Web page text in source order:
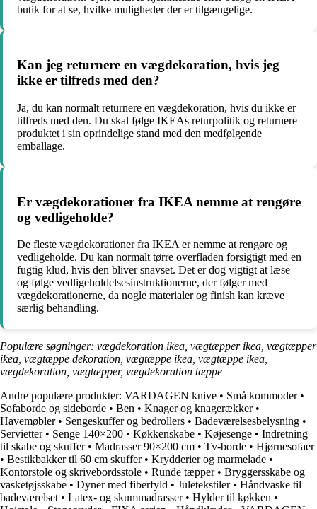
butik for at se, hvilke muligheder der er tilgængelige.
Kan jeg returnere en vægdekoration, hvis jeg
ikke er tilfreds med den?
Ja, du kan normalt returnere en vægdekoration, hvis du ikke er
tilfreds med den. Du skal følge IKEAs returpolitik og returnere
produktet i sin oprindelige stand med den medfølgende
emballage.
Er vægdekorationer fra IKEA nemme at rengøre
og vedligeholde?
De fleste vægdekorationer fra IKEA er nemme at rengøre og
vedligeholde. Du kan normalt tørre overfladen forsigtigt med en
fugtig klud, hvis den bliver snavset. Det er dog vigtigt at læse
og følge vedligeholdelsesinstruktionerne, der følger med
vægdekorationerne, da nogle materialer og finish kan kræve
særlig behandling.
Populære søgninger: vægdekoration ikea, vægtæpper ikea, vægtæpper
ikea, vægtæppe dekoration, vægtæppe ikea, vægtæppe ikea,
vægdekoration, vægtæpper, vægdekoration tæppe
Andre populære produkter: VARDAGEN knive • Små kommoder•
Sofaborde og sideborde • Ben • Knager og knagerækker•
Havemøbler• Sengeskuffer og bedrollers • Badeværelsesbelysning •
Servietter• Senge 140×200 • Køkkenskabe • Køjesenge • Indretning
til skabe og skuffer• Madrasser 90×200 cm • Tv-borde • Hjørnesofaer
• Bestikbakker til 60 cm skuffer• Krydderier og marmelade •
Kontorstole og skrivebordsstole • Runde tæpper• Bryggersskabe og
vasketøjsskabe • Dyner med fiberfyld • Juletekstiler• Håndvaske til
badeværelset• Latex- og skummadrasser• Hylder til køkken •